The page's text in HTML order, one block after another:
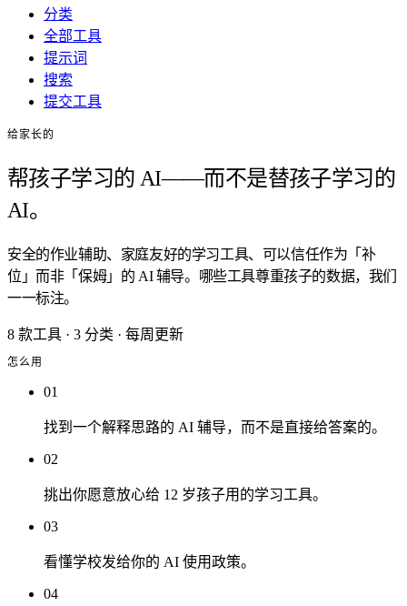
分类
全部工具
提示词
搜索
提交工具
给家长的
帮孩子学习的 AI——而不是替孩子学习的
AI。
安全的作业辅助、家庭友好的学习工具、可以信任作为「补
位」而非「保姆」的 AI 辅导。哪些工具尊重孩子的数据，我们
一一标注。
8 款工具 · 3 分类 · 每周更新
怎么用
01
找到一个解释思路的 AI 辅导，而不是直接给答案的。
02
挑出你愿意放心给 12 岁孩子用的学习工具。
03
看懂学校发给你的 AI 使用政策。
04